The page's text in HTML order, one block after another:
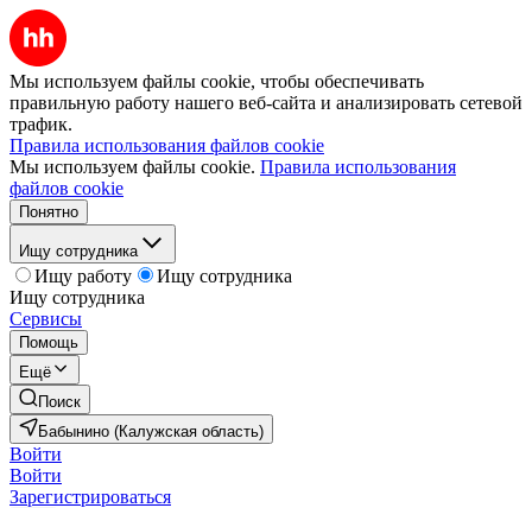
Мы используем файлы cookie, чтобы обеспечивать
правильную работу нашего веб-сайта и анализировать сетевой
трафик.
Правила использования файлов cookie
Мы используем файлы cookie. Правила использования
файлов cookie
Понятно
Ищу сотрудника
Ищу работу
Ищу сотрудника
Ищу сотрудника
Сервисы
Помощь
Ещё
Поиск
Бабынино (Калужская область)
Войти
Войти
Зарегистрироваться